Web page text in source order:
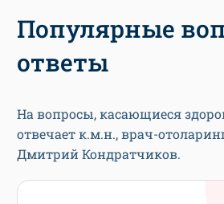
Популярные
ответы
На вопросы, касающиеся
отвечает к.м.н., врач-
Дмитрий Кондратчиков.